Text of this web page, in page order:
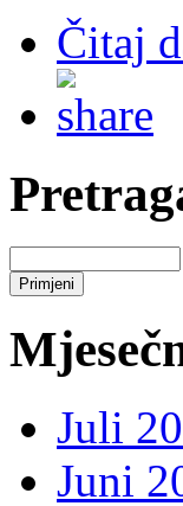
Čitaj
Juli
Juni